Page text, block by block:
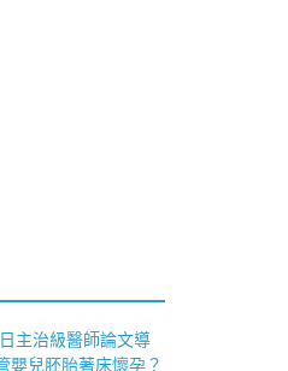
主治級醫師論文導
嬰兒胚胎著床懷孕？